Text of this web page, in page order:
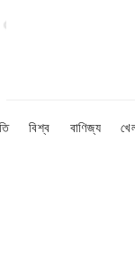
বিশ্ব বাণিজ্য